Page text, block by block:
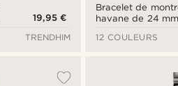
19,95 €
TRENDHIM
Bracelet de
havane de 24
rapide
12 COULEURS